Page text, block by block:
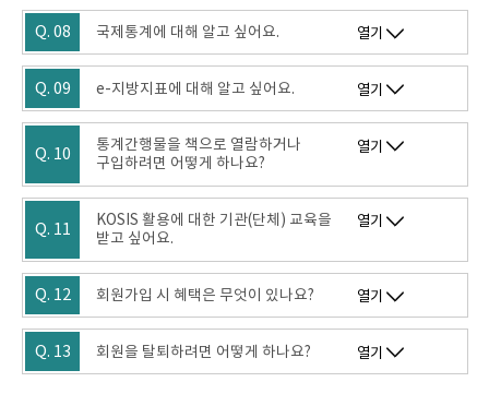
Q. 08 국제통계에 대해 알고 싶어요. 열기
Q. 09 e-지방지표에 대해 알고 싶어요. 열기
Q. 10
통계간행물을 책으로 열람하거나
구입하려면 어떻게 하나요?
열기
Q. 11
KOSIS 활용에 대한 기관(단체) 교육을
받고 싶어요.
열기
Q. 12 회원가입 시 혜택은 무엇이 있나요? 열기
Q. 13 회원을 탈퇴하려면 어떻게 하나요? 열기